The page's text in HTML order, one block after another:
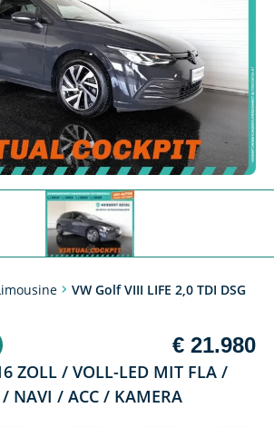
VW Golf VIII LIFE 2,0 TDI DSG
€ 21.980
ZOLL / VOLL-LED MIT FLA /
/ NAVI / ACC / KAMERA